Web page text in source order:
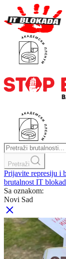
Pretraži
Prijavite represiju i
brutalnost IT
Sa oznakom:
Novi Sad